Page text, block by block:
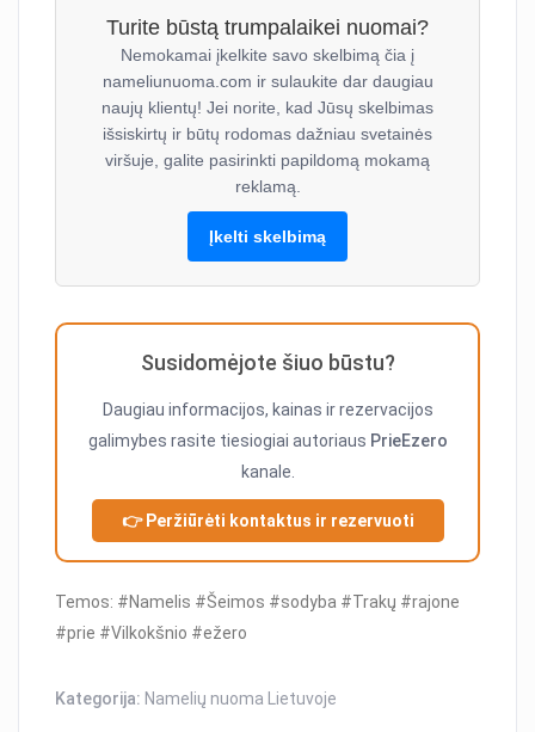
Turite būstą trumpalaikei nuomai?
Nemokamai įkelkite savo skelbimą čia į
nameliunuoma.com ir sulaukite dar daugiau
naujų klientų! Jei norite, kad Jūsų skelbimas
išsiskirtų ir būtų rodomas dažniau svetainės
viršuje, galite pasirinkti papildomą mokamą
reklamą.
Įkelti skelbimą
Susidomėjote šiuo būstu?
Daugiau informacijos, kainas ir rezervacijos
galimybes rasite tiesiogiai autoriaus PrieEzero
kanale.
👉 Peržiūrėti kontaktus ir rezervuoti
Temos: #Namelis #Šeimos #sodyba #Trakų #rajone
#prie #Vilkokšnio #ežero
Kategorija: Namelių nuoma Lietuvoje